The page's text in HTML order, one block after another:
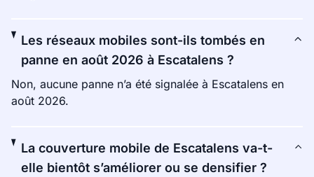
Les réseaux mobiles sont-ils tombés en
panne en août 2026 à Escatalens ?
Non, aucune panne n’a été signalée à Escatalens en
août 2026.
La couverture mobile de Escatalens va-t-
elle bientôt s’améliorer ou se densifier ?